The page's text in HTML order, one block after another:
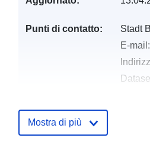
Punti di contatto:
Stadt
E-mail:
Registro del
catalogo:
Mostra di più